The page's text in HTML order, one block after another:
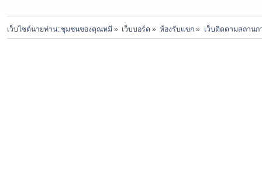
เว็บไซต์นายท่าน::ชุมชนของคุณหมี » เว็บบอร์ด » ห้องรับแขก » เว็บติดตามสถานก